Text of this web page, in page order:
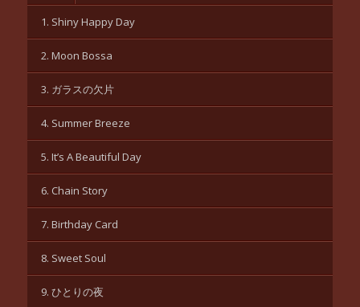
1. Shiny Happy Day
2. Moon Bossa
3. ガラスの欠片
4. Summer Breeze
5. It’s A Beautiful Day
6. Chain Story
7. Birthday Card
8. Sweet Soul
9. ひとりの夜